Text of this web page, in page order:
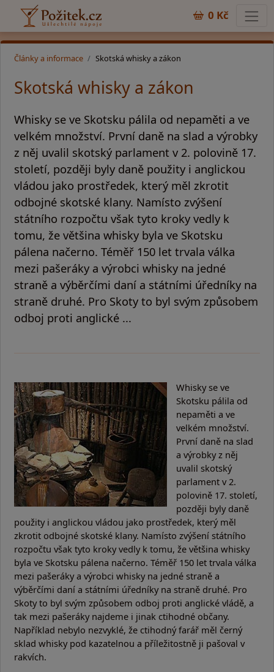
0 Kč
Články a informace Skotská whisky a zákon
Skotská whisky a zákon
Whisky se ve Skotsku pálila od nepaměti a ve
velkém množství. První daně na slad a výrobky
z něj uvalil skotský parlament v 2. polovině 17.
století, později byly daně použity i anglickou
vládou jako prostředek, který měl zkrotit
odbojné skotské klany. Namísto zvýšení
státního rozpočtu však tyto kroky vedly k
tomu, že většina whisky byla ve Skotsku
pálena načerno. Téměř 150 let trvala válka
mezi pašeráky a výrobci whisky na jedné
straně a výběrčími daní a státními úředníky na
straně druhé. Pro Skoty to byl svým způsobem
odboj proti anglické ...
Whisky se ve
Skotsku pálila od
nepaměti a ve
velkém množství.
První daně na slad
a výrobky z něj
uvalil skotský
parlament v 2.
polovině 17. století,
později byly daně
použity i anglickou vládou jako prostředek, který měl
zkrotit odbojné skotské klany. Namísto zvýšení státního
rozpočtu však tyto kroky vedly k tomu, že většina whisky
byla ve Skotsku pálena načerno. Téměř 150 let trvala válka
mezi pašeráky a výrobci whisky na jedné straně a
výběrčími daní a státními úředníky na straně druhé. Pro
Skoty to byl svým způsobem odboj proti anglické vládě, a
tak mezi pašeráky najdeme i jinak ctihodné občany.
Například nebylo nezvyklé, že ctihodný farář měl černý
sklad whisky pod kazatelnou a příležitostně ji pašoval v
rakvích.